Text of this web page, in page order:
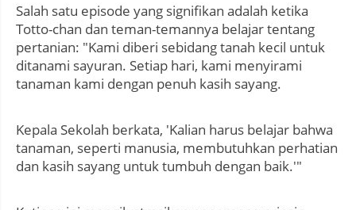
Salah satu episode yang signifikan adalah ketika
Totto-chan dan teman-temannya belajar tentang
pertanian: "Kami diberi sebidang tanah kecil untuk
ditanami sayuran. Setiap hari, kami menyirami
tanaman kami dengan penuh kasih sayang.
Kepala Sekolah berkata, 'Kalian harus belajar bahwa
tanaman, seperti manusia, membutuhkan perhatian
dan kasih sayang untuk tumbuh dengan baik.'"